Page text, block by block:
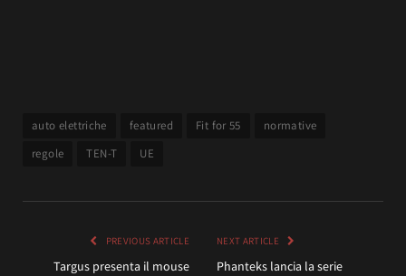
auto elettriche featured Fit for 55
normative
regole
TEN-T UE
PREVIOUS ARTICLE
Targus presenta il mouse
NEXT ARTICLE
Phanteks lancia la serie